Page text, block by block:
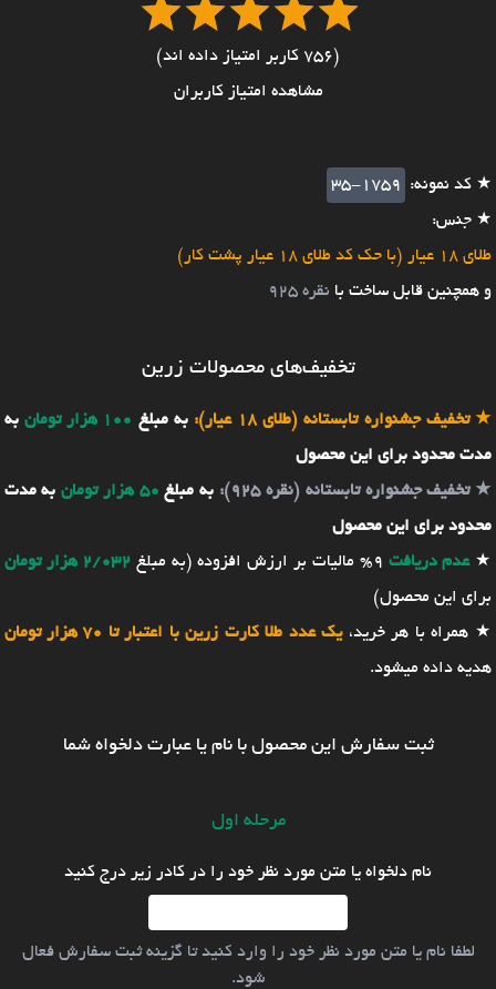
(756 کاربر امتیاز داده اند)
مشاهده امتیاز کاربران
★ کد نمونه:
35-1759
★ جنس:
طلای 18 عیار (با حک کد طلای 18 عیار پشت کار)
و همچنین قابل ساخت با نقره 925
تخفیف‌های محصولات زرین
★تخفیف جشنواره تابستانه (طلای 18 عیار): به مبلغ 100 هزار تومان
به
مدت محدود برای این محصول
★تخفیف جشنواره تابستانه (نقره 925): به مبلغ 50 هزار تومان
به مدت
محدود برای این محصول
★عدم دریافت 9% مالیات بر ارزش افزوده (به مبلغ
2/032 هزار تومان
برای این محصول)
★ همراه با هر خرید،یک عدد طلا کارت زرین با اعتبار تا 70 هزار تومان
هدیه داده میشود.
ثبت سفارش این محصول با نام یا عبارت دلخواه شما
مرحله اول
نام دلخواه یا متن مورد نظر خود را در کادر زیر درج کنید
لطفا نام یا متن مورد نظر خود را وارد کنید تا گزینه ثبت سفارش فعال
شود.